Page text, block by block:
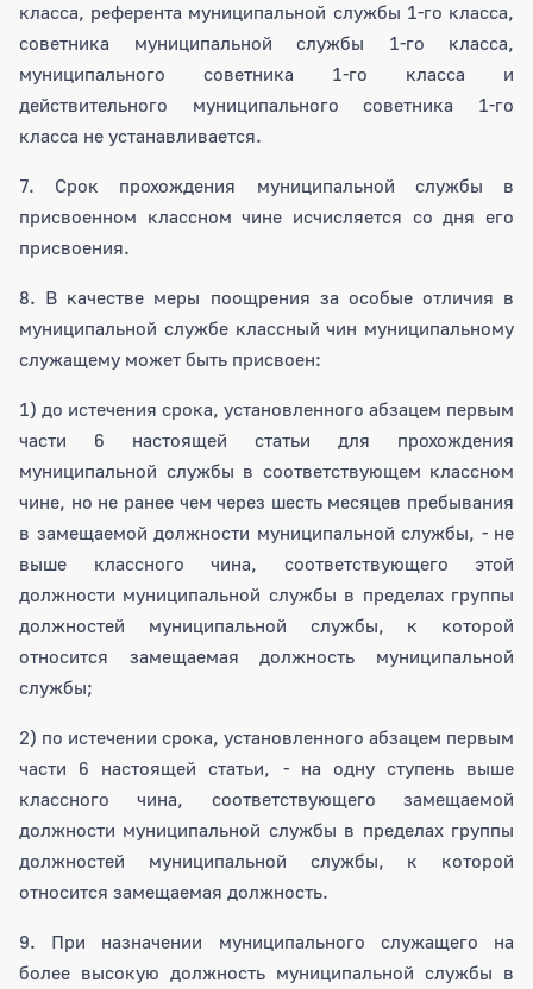
класса, референта муниципальной службы 1-го класса,
советника муниципальной службы 1-го класса,
муниципального советника 1-го класса и
действительного муниципального советника 1-го
класса не устанавливается.
7. Срок прохождения муниципальной службы в
присвоенном классном чине исчисляется со дня его
присвоения.
8. В качестве меры поощрения за особые отличия в
муниципальной службе классный чин муниципальному
служащему может быть присвоен:
1) до истечения срока, установленного абзацем первым
части 6 настоящей статьи для прохождения
муниципальной службы в соответствующем классном
чине, но не ранее чем через шесть месяцев пребывания
в замещаемой должности муниципальной службы, - не
выше классного чина, соответствующего этой
должности муниципальной службы в пределах группы
должностей муниципальной службы, к которой
относится замещаемая должность муниципальной
службы;
2) по истечении срока, установленного абзацем первым
части 6 настоящей статьи, - на одну ступень выше
классного чина, соответствующего замещаемой
должности муниципальной службы в пределах группы
должностей муниципальной службы, к которой
относится замещаемая должность.
9. При назначении муниципального служащего на
более высокую должность муниципальной службы в